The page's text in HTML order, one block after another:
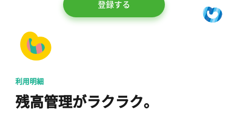
登録する
利用明細
残高管理がラクラク。